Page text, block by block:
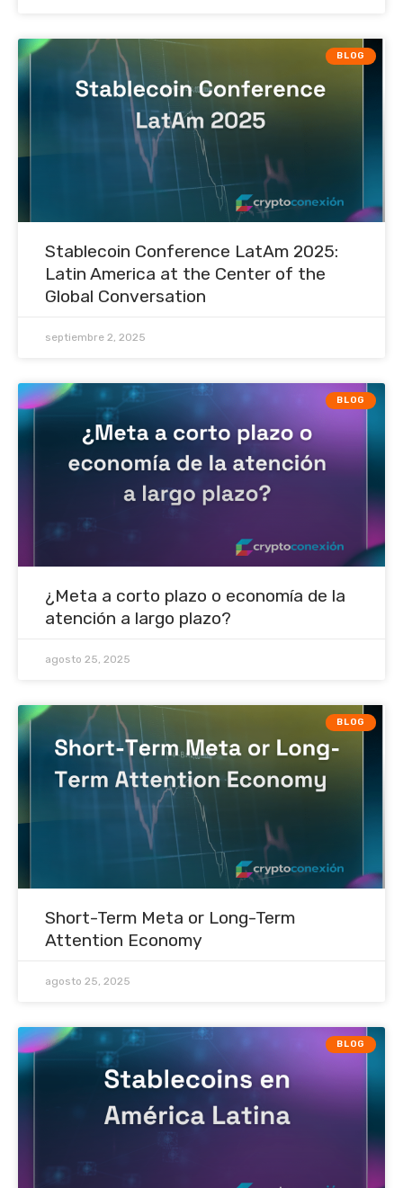
BLOG
Stablecoin Conference LatAm 2025:
Latin America at the Center of the
Global Conversation
septiembre 2, 2025
BLOG
¿Meta a corto plazo o economía de la
atención a largo plazo?
agosto 25, 2025
BLOG
Short-Term Meta or Long-Term
Attention Economy
agosto 25, 2025
BLOG